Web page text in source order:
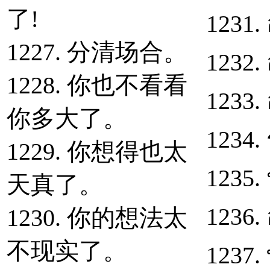
了!
1227. 分清场合。
1228. 你也不看看
你多大了。
1229. 你想得也太
天真了。
1230. 你的想法太
不现实了。